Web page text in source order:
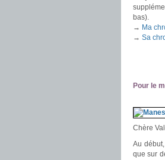
bas).
→ Ma
→ Sa
Pour le
Chère
Au
que sur